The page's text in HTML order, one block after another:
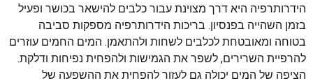
הידרותרפיה היא דרך מצוינת עבור כלבים להישאר בכושר ופעיל
בזמן השהייה בפנסיון. בריכות הידרותרפיה מספקות סביבה
בטוחה ומאובטחת לכלבים לשחות ולהתאמן. המים החמים עוזרים
להרפיית השרירים, לשפר את הגמישות ולהפחית נפיחות ודלקת.
הציפה של המים יכולה גם לעזור להפחית את ההשפעה של